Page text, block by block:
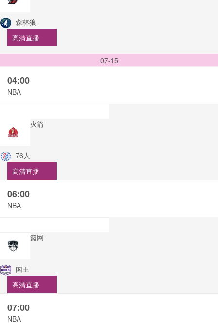
森林狼
高清直播
07-15
04:00
NBA
火箭
76人
高清直播
06:00
NBA
篮网
国王
高清直播
07:00
NBA